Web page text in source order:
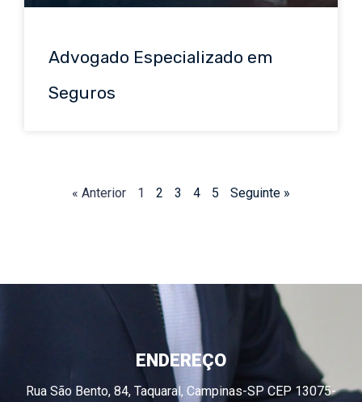
Advogado Especializado em
Seguros
« Anterior 1 2 3 4 5 Seguinte »
ENDEREÇO
Rua São Bento, 84, Taquaral, Campinas-SP CEP 13075-